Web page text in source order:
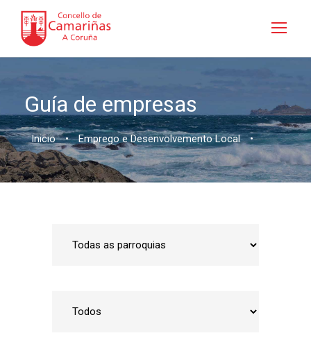
Guía de empresas
Inicio • Emprego e Desenvolvemento Local •